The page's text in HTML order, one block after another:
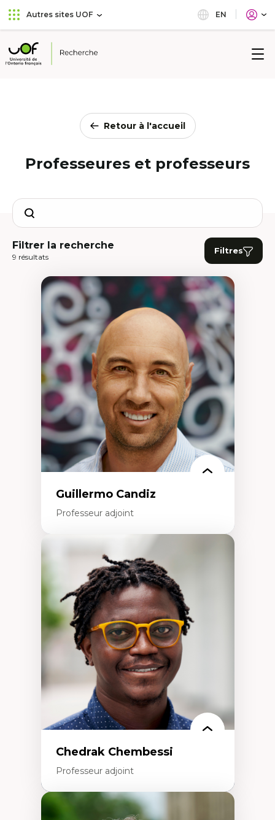
Aller
au
principal
Passer
au
Autres sites UOF EN
Université
Retour à l'accueil
Professeures et professeurs
Search
Filtrer la recherche
9 résultats
Filtres
Guillermo Candiz
Professeur adjoint
Expertises
Trajectoires migratoires
Migrations forcées
Études des frontières; Enjeux géopolitiques
des migrations
Politiques migratoires
Réfugiés
Demandeurs d’asile
Migrations irrégulières
Migrations temporaires
Migration et changement climatique
Migration et développement
Chedrak Chembessi
Professeur adjoint